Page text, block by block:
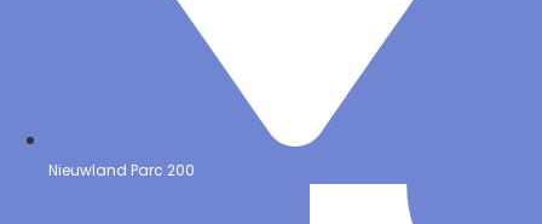
Nieuwland Parc 200